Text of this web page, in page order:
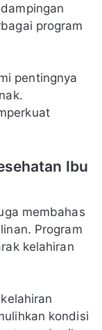
program
pentingnya
Ibu
membahas
Program
kelahiran
kondisi